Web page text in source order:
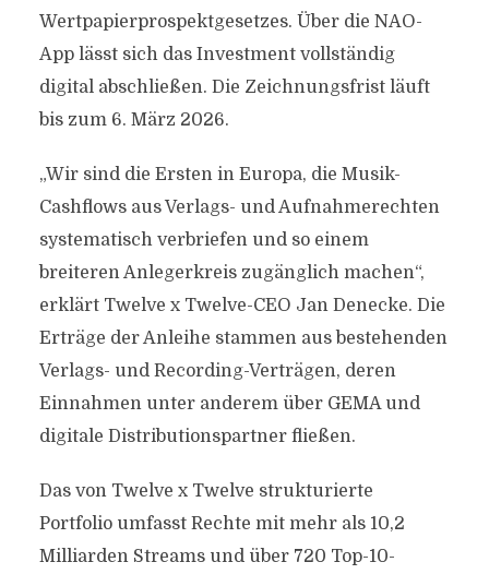
Wertpapierprospektgesetzes. Über die NAO-
App lässt sich das Investment vollständig
digital abschließen. Die Zeichnungsfrist läuft
bis zum 6. März 2026.
„Wir sind die Ersten in Europa, die Musik-
Cashflows aus Verlags- und Aufnahmerechten
systematisch verbriefen und so einem
breiteren Anlegerkreis zugänglich machen“,
erklärt Twelve x Twelve-CEO Jan Denecke. Die
Erträge der Anleihe stammen aus bestehenden
Verlags- und Recording-Verträgen, deren
Einnahmen unter anderem über GEMA und
digitale Distributionspartner fließen.
Das von Twelve x Twelve strukturierte
Portfolio umfasst Rechte mit mehr als 10,2
Milliarden Streams und über 720 Top-10-